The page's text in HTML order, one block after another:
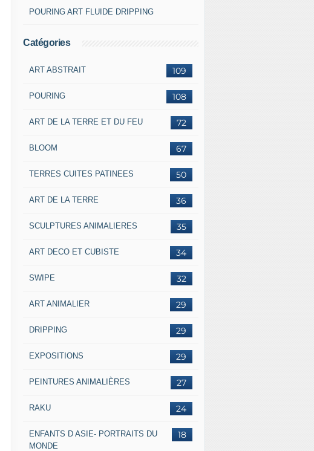
POURING ART FLUIDE DRIPPING
Catégories
109
ART ABSTRAIT
108
POURING
72
ART DE LA TERRE ET DU FEU
67
BLOOM
50
TERRES CUITES PATINEES
36
ART DE LA TERRE
35
SCULPTURES ANIMALIERES
34
ART DECO ET CUBISTE
32
SWIPE
29
ART ANIMALIER
29
DRIPPING
29
EXPOSITIONS
27
PEINTURES ANIMALIÈRES
24
RAKU
18
ENFANTS D ASIE- PORTRAITS DU
MONDE